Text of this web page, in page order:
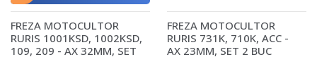
FREZA MOTOCULTOR
RURIS 1001KSD, 1002KSD,
109, 209 - AX 32MM, SET
FREZA MOTOCULTOR
RURIS 731K, 710K, ACC -
AX 23MM, SET 2 BUC